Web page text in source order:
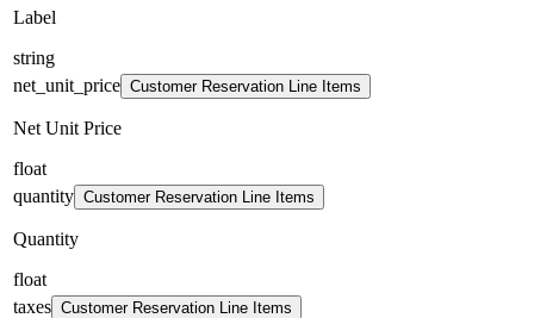
Label
string
net_unit_price Customer Reservation Line Items
Net Unit Price
float
quantity Customer Reservation Line Items
Quantity
float
taxes Customer Reservation Line Items